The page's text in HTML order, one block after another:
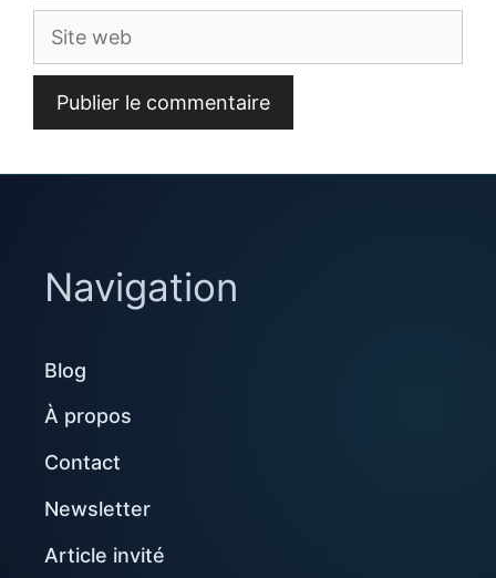
Site
web
Navigation
Blog
À propos
Contact
Newsletter
Article invité